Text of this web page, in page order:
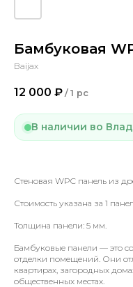
Бамбуковая
Baijax
12 000 ₽ / 1 pc
В наличии во
Стеновая WPC панель из
Стоимость указана за 1
Толщина панели: 5 мм.
Бамбуковые панели — это
отделки помещений. Они
квартирах, загородных
общественных местах.